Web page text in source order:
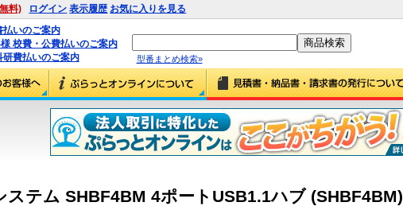
料) ログイン 表示履歴 お気に入りを見る
払いのご案内
校費・公費払いのご案内
費払いのご案内
型番まとめ検索»
ステム SHBF4BM 4ポートUSB1.1ハブ (SHBF4BM)